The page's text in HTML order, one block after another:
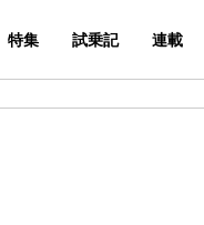
特集 試乗記 連載